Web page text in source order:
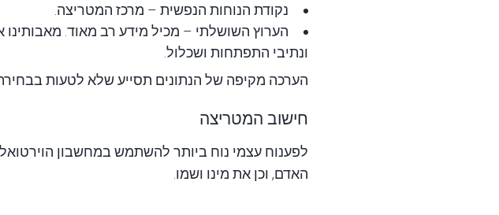
נקודת הנוחות הנפשית – מרכז המטריצה.
הערוץ השושלתי – מכיל מידע רב מאוד.
ונתיבי התפתחות ושכלול.
הערכה מקיפה של הנתונים תסייע שלא לטעות
חישוב המטריצה
לפענוח עצמי נוח ביותר להשתמש במחשבון
האדם, וכן את מינו ושמו.